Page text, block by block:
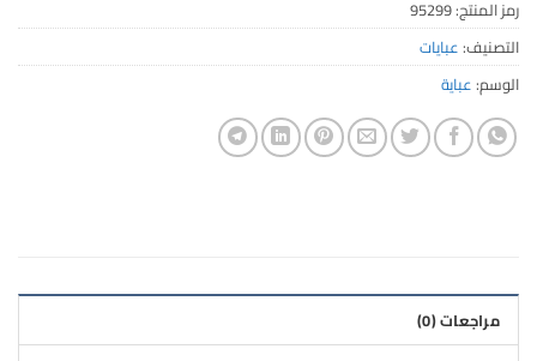
رمز المنتج:95299
التصنيف:عبايات
الوسم:عباية
مراجعات (0)